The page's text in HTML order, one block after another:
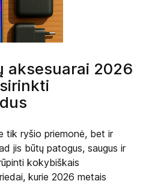
aksesuarai 2026
tik ryšio priemonė, bet ir
jis būtų patogus, saugus ir
kokybiškais
kurie 2026 metais